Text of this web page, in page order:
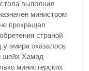
выполнил
министром
прекращал
страной
эмира оказалось
шейх Хамад
министерских